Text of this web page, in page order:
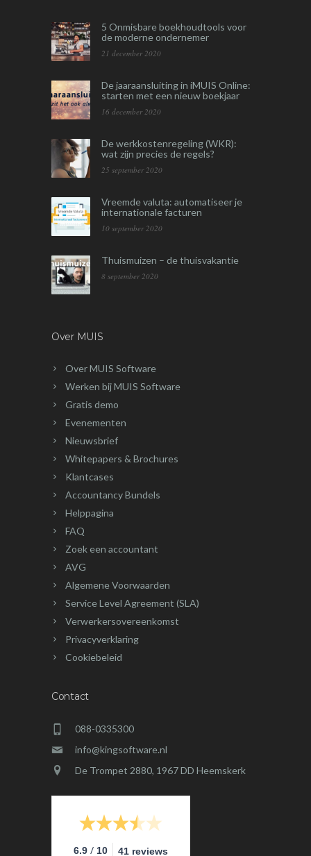
5 Onmisbare boekhoudtools voor
de moderne ondernemer
21 december 2020
De jaaraansluiting in iMUIS Online:
starten met een nieuw boekjaar
16 december 2020
De werkkostenregeling (WKR):
wat zijn precies de regels?
25 september 2020
Vreemde valuta: automatiseer je
internationale facturen
10 september 2020
Thuismuizen – de thuisvakantie
8 september 2020
Over MUIS
Over MUIS Software
Werken bij MUIS Software
Gratis demo
Evenementen
Nieuwsbrief
Whitepapers & Brochures
Klantcases
Accountancy Bundels
Helppagina
FAQ
Zoek een accountant
AVG
Algemene Voorwaarden
Service Level Agreement (SLA)
Verwerkersovereenkomst
Privacyverklaring
Cookiebeleid
Contact
088-0335300
info@kingsoftware.nl
De Trompet 2880, 1967 DD Heemskerk
6.9 / 10 41 reviews